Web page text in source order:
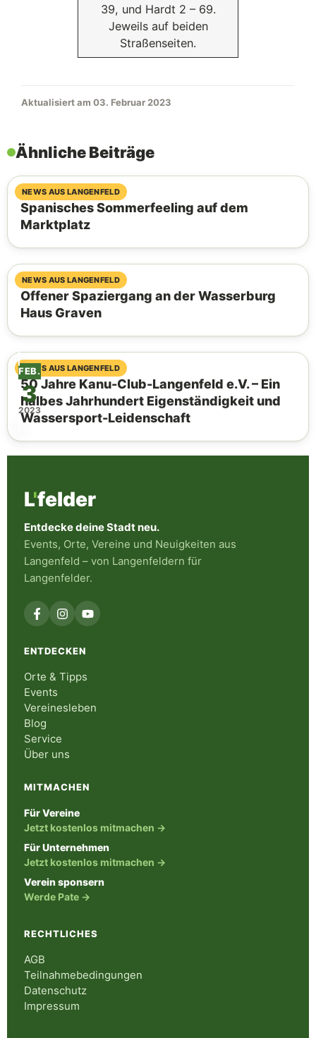
FEB.
3
2023
39, und Hardt 2 – 69.
Jeweils auf beiden
Straßenseiten.
Aktualisiert am 03. Februar 2023
Ähnliche Beiträge
NEWS AUS LANGENFELD
06. August 2026
Spanisches Sommerfeeling auf dem
Marktplatz
NEWS AUS LANGENFELD
04. August 2026
Offener Spaziergang an der Wasserburg
Haus Graven
NEWS AUS LANGENFELD
03. August 2026
50 Jahre Kanu-Club-Langenfeld e.V. – Ein
halbes Jahrhundert Eigenständigkeit und
Wassersport-Leidenschaft
L'felder
Entdecke deine Stadt neu.
Events, Orte, Vereine und Neuigkeiten aus
Langenfeld – von Langenfeldern für
Langenfelder.
ENTDECKEN
Orte & Tipps
Events
Vereinesleben
Blog
Service
Über uns
MITMACHEN
Für Vereine
Jetzt kostenlos mitmachen →
Für Unternehmen
Jetzt kostenlos mitmachen →
Verein sponsern
Werde Pate →
RECHTLICHES
AGB
Teilnahmebedingungen
Datenschutz
Impressum